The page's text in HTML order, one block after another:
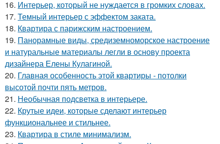
16. Интерьер, который не нуждается в громких словах.
17. Темный интерьер с эффектом заката.
18. Квартира с парижским настроением.
19. Панорамные виды, средиземноморское настроение
и натуральные материалы легли в основу проекта
дизайнера Елены Кулагиной.
20. Главная особенность этой квартиры - потолки
высотой почти пять метров.
21. Необычная подсветка в интерьере.
22. Крутые идеи, которые сделают интерьер
функциональнее и стильнее.
23. Квартира в стиле минимализм.